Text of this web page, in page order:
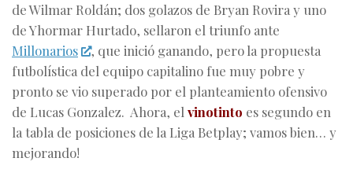
de Wilmar Roldán; dos golazos de Bryan Rovira y uno
de Yhormar Hurtado, sellaron el triunfo ante
Millonarios
, que inició ganando, pero la propuesta
futbolística del equipo capitalino fue muy pobre y
pronto se vio superado por el planteamiento ofensivo
de Lucas Gonzalez. Ahora, el vinotinto es segundo en
la tabla de posiciones de la Liga Betplay; vamos bien… y
mejorando!